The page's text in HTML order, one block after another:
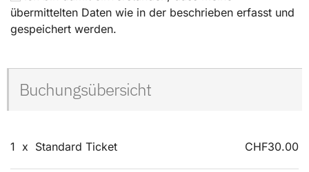
übermittelten Daten wie in der beschrieben erfasst und
gespeichert werden.
Buchungsübersicht
1 x Standard Ticket CHF30.00